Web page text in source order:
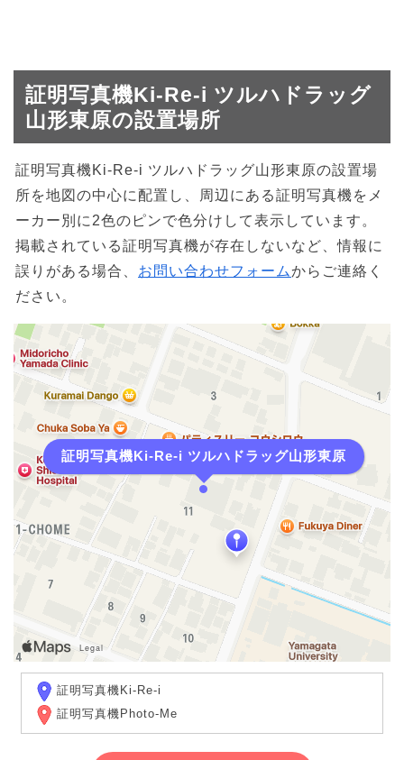
証明写真機Ki-Re-i ツルハドラッグ
山形東原の設置場所
証明写真機Ki-Re-i ツルハドラッグ山形東原の設置場
所を地図の中心に配置し、周辺にある証明写真機をメ
ーカー別に2色のピンで色分けして表示しています。
掲載されている証明写真機が存在しないなど、情報に
誤りがある場合、 お問い合わせフォームからご連絡く
ださい。
証明写真機Ki-Re-i ツルハドラッグ山形東原
証明写真機Ki-Re-i
証明写真機Photo-Me